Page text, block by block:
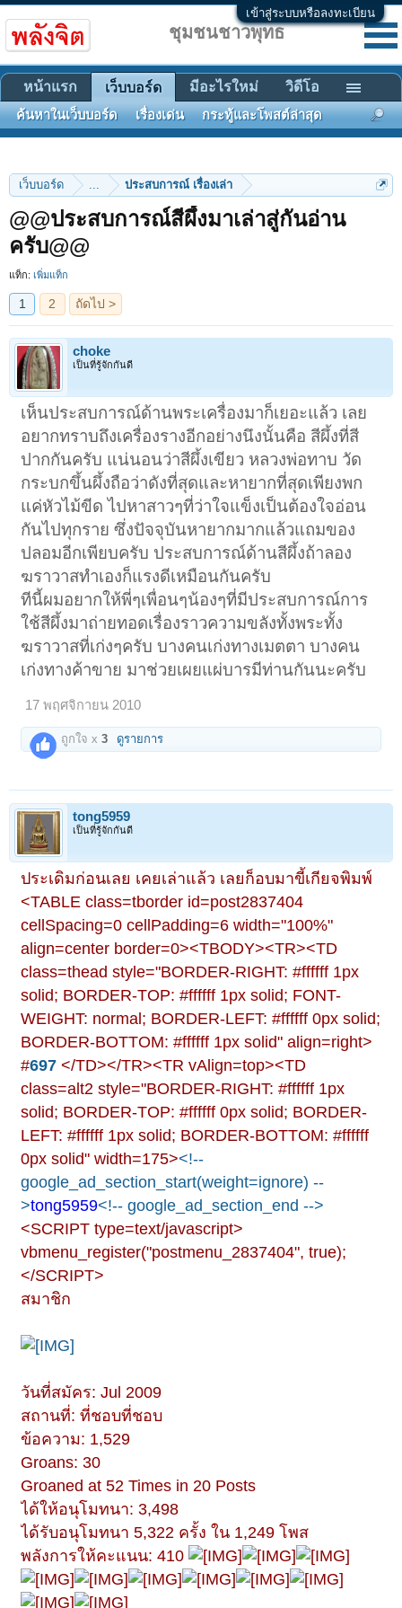
เข้าสู่ระบบหรือลงทะเบียน
เว็บบอร์ด ... ประสบการณ์ เรื่องเล่า
@@ประสบการณ์สีผึ้งมาเล่าสู่กันอ่าน
ครับ@@
แท็ก: เพิ่มแท็ก
1 2 ถัดไป >
choke
เป็นที่รู้จักกันดี
เห็นประสบการณ์ด้านพระเครื่องมาก็เยอะแล้ว เลย
อยากทราบถึงเครื่องรางอีกอย่างนึงนั้นคือ สีผึ้งที่สี
ปากกันครับ แน่นอนว่าสีผึ้งเขียว หลวงพ่อทาบ วัด
กระบกขึ้นผึ้งถือว่าดังที่สุดและหายากที่สุดเพียงพก
แค่หัวไม้ขีด ไปหาสาวๆที่ว่าใจแข็งเป็นต้องใจอ่อน
กันไปทุกราย ซึ่งปัจจุบันหายากมากแล้วแถมของ
ปลอมอีกเพียบครับ ประสบการณ์ด้านสีผึ้งถ้าลอง
ฆราวาสทำเองก็แรงดีเหมือนกันครับ
ทีนี้ผมอยากให้พี่ๆเพื่อนๆน้องๆที่มีประสบการณ์การ
ใช้สีผึ้งมาถ่ายทอดเรื่องราวความขลังทั้งพระทั้ง
ฆราวาสที่เก่งๆครับ บางคนเก่งทางเมตตา บางคน
เก่งทางค้าขาย มาช่วยเผยแผ่บารมีท่านกันนะครับ
17 พฤศจิกายน 2010
ถูกใจ x3 ดูรายการ
tong5959
เป็นที่รู้จักกันดี
ประเดิมก่อนเลย เคยเล่าแล้ว เลยก็อบมาขี้เกียจพิมพ์
<TABLE class=tborder id=post2837404
cellSpacing=0 cellPadding=6 width="100%"
align=center border=0><TBODY><TR><TD
class=thead style="BORDER-RIGHT: #ffffff 1px
solid; BORDER-TOP: #ffffff 1px solid; FONT-
WEIGHT: normal; BORDER-LEFT: #ffffff 0px solid;
BORDER-BOTTOM: #ffffff 1px solid" align=right>
#697 </TD></TR><TR vAlign=top><TD
class=alt2 style="BORDER-RIGHT: #ffffff 1px
solid; BORDER-TOP: #ffffff 0px solid; BORDER-
LEFT: #ffffff 1px solid; BORDER-BOTTOM: #ffffff
0px solid" width=175><!--
google_ad_section_start(weight=ignore) --
>tong5959<!-- google_ad_section_end -->
<SCRIPT type=text/javascript>
vbmenu_register("postmenu_2837404", true);
</SCRIPT>
สมาชิก
วันที่สมัคร: Jul 2009
สถานที่: ที่ชอบที่ชอบ
ข้อความ: 1,529
Groans: 30
Groaned at 52 Times in 20 Posts
ได้ให้อนุโมทนา: 3,498
ได้รับอนุโมทนา 5,322 ครั้ง ใน 1,249 โพส
พลังการให้คะแนน: 410
ชุมชนชาวพุทธ
หน้าแรก เว็บบอร์ด
ค้นหาในเว็บบอร์ด เรื่องเด่น กระทู้และโพสต์ล่าสุด
มีอะไรใหม่ วิดีโอ